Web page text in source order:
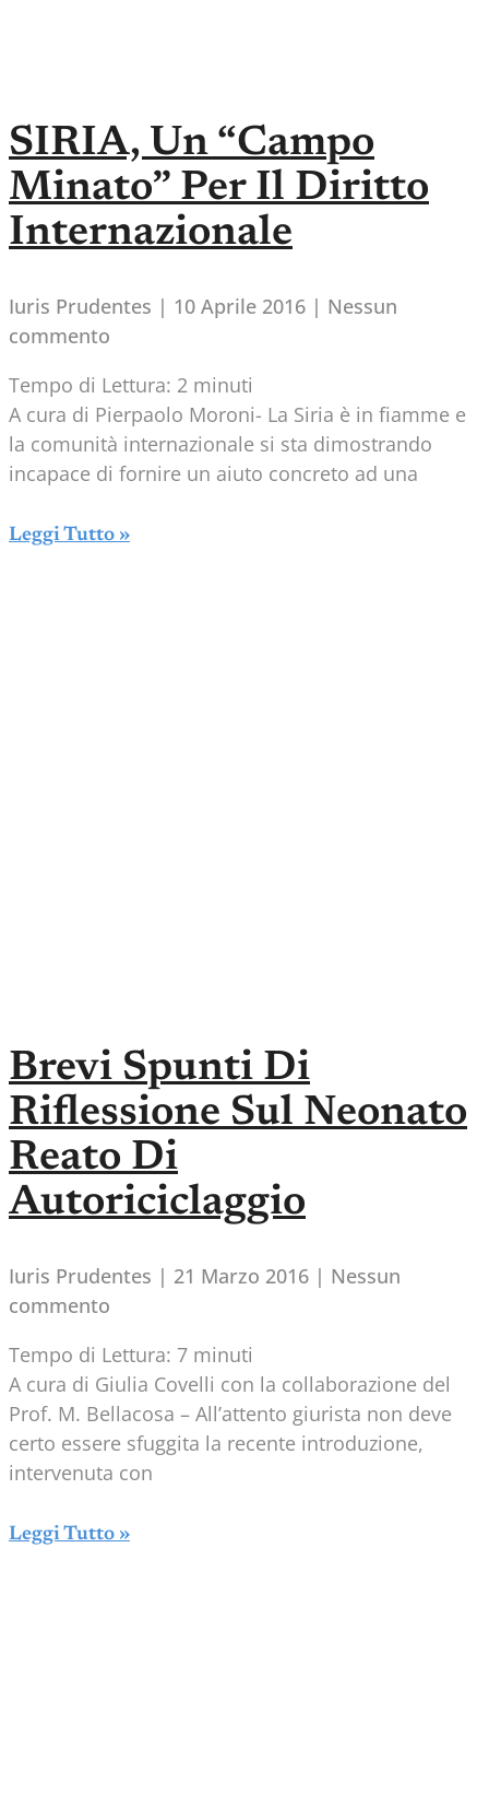
SIRIA, Un “campo
Minato” Per Il Diritto
Internazionale
Iuris Prudentes 10 Aprile 2016
Nessun
commento
Tempo di Lettura: 2 minuti
A cura di Pierpaolo Moroni- La Siria è in fiamme e
la comunità internazionale si sta dimostrando
incapace di fornire un aiuto concreto ad una
Leggi Tutto »
Brevi Spunti Di
Riflessione Sul Neonato
Reato Di
Autoriciclaggio
Iuris Prudentes 21 Marzo 2016
Nessun
commento
Tempo di Lettura: 7 minuti
A cura di Giulia Covelli con la collaborazione del
Prof. M. Bellacosa – All’attento giurista non deve
certo essere sfuggita la recente introduzione,
intervenuta con
Leggi Tutto »